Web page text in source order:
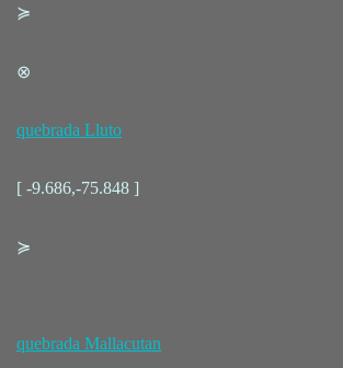
≽
⊗
quebrada Lluto
[ -9.686,-75.848 ]
≽
quebrada Mallacutan